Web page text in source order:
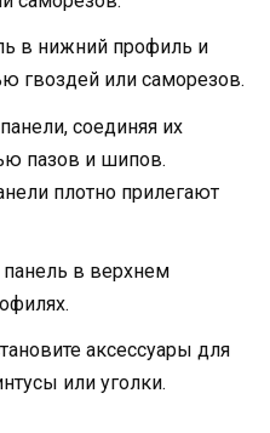
в нижний профиль и
гвоздей или саморезов.
соединяя их
пазов и шипов.
плотно прилегают
в верхнем
аксессуары для
или уголки.